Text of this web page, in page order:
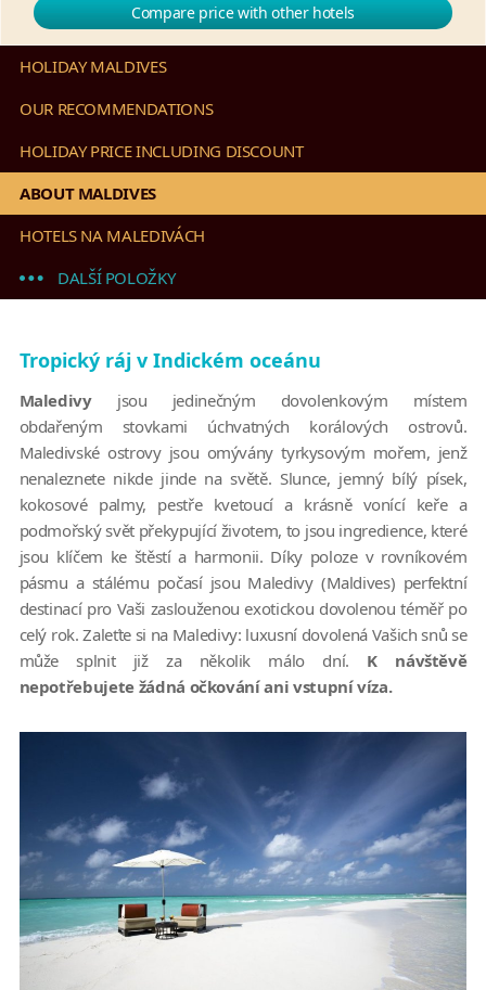
Compare price with other hotels
HOLIDAY MALDIVES
OUR RECOMMENDATIONS
HOLIDAY PRICE INCLUDING DISCOUNT
ABOUT MALDIVES
HOTELS NA MALEDIVÁCH
DALŠÍ POLOŽKY
Tropický ráj v Indickém oceánu
Maledivyjsou jedinečným dovolenkovým místem
obdařeným stovkami úchvatných korálových ostrovů.
Maledivské ostrovy jsou omývány tyrkysovým mořem, jenž
nenaleznete nikde jinde na světě. Slunce, jemný bílý písek,
kokosové palmy, pestře kvetoucí a krásně vonící keře a
podmořský svět překypující životem, to jsou ingredience, které
jsou klíčem ke štěstí a harmonii. Díky poloze v rovníkovém
pásmu a stálému počasí jsou Maledivy (Maldives) perfektní
destinací pro Vaši zaslouženou exotickou dovolenou téměř po
celý rok. Zaleťte si na Maledivy: luxusní dovolená Vašich snů se
může splnit již za několik málo dní. K návštěvě
nepotřebujete žádná očkování ani vstupní víza.